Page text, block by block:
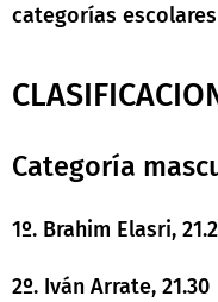
categorías escolares
Categoría
1º. Brahim Elasri,
2º. Iván Arrate, 21.30